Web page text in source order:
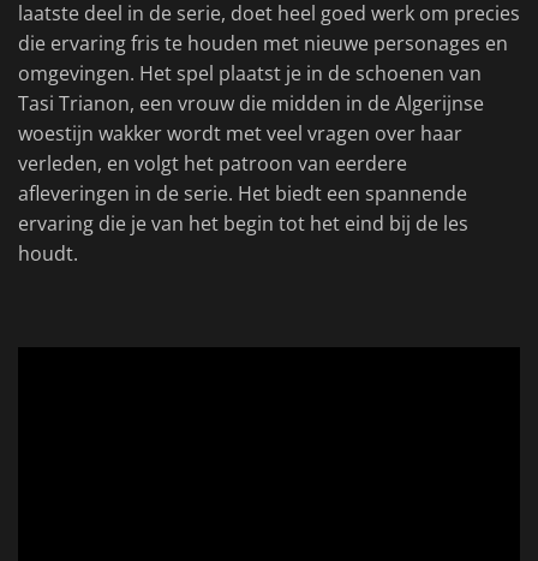
laatste deel in de serie, doet heel goed werk om precies
die ervaring fris te houden met nieuwe personages en
omgevingen. Het spel plaatst je in de schoenen van
Tasi Trianon, een vrouw die midden in de Algerijnse
woestijn wakker wordt met veel vragen over haar
verleden, en volgt het patroon van eerdere
afleveringen in de serie. Het biedt een spannende
ervaring die je van het begin tot het eind bij de les
houdt.